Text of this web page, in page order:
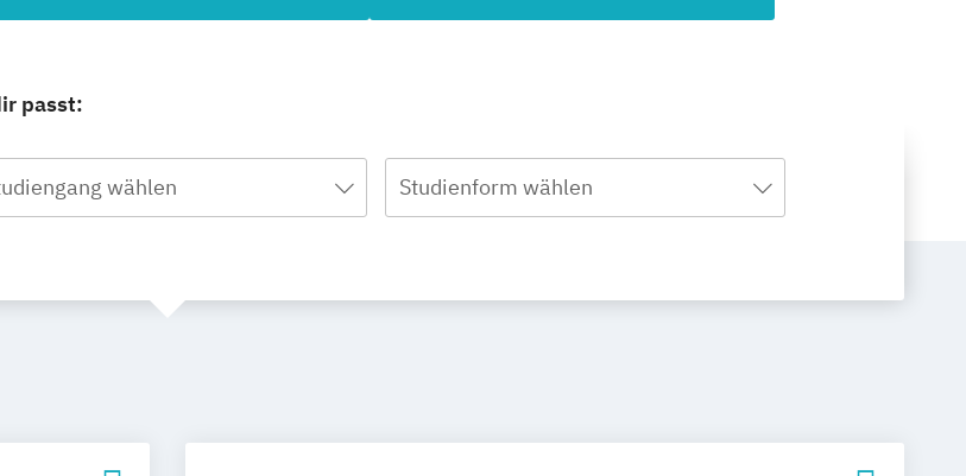
passt:
wählen Studienform wählen